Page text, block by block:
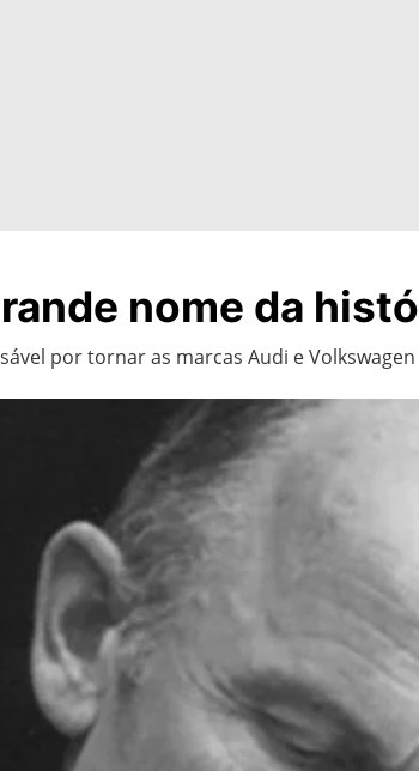
nome da
por tornar as marcas Audi e